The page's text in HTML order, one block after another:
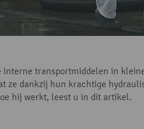
transportmiddelen in
ze dankzij hun krachtige
hij werkt, leest u in dit artikel.